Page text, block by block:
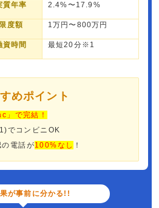
質年率 2.4%〜17.9%
限度額 1万円〜800万円
資時間 最短20分※1
めポイント
」で完結！
でコンビニOK
電話が100%なし ！
が事前に分かる!!